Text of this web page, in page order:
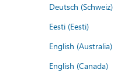
Deutsch (Schweiz)
Eesti (Eesti)
English (Australia)
English (Canada)